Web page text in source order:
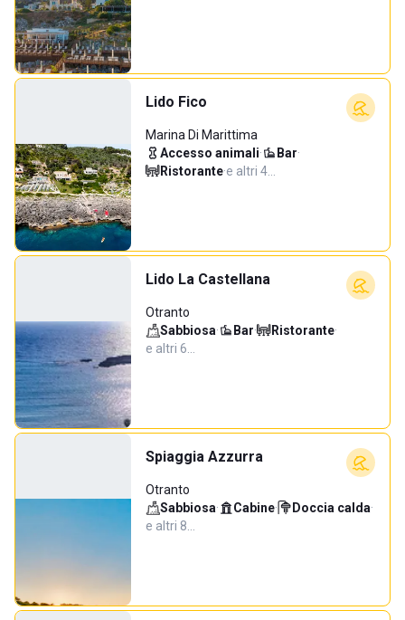
Lido Fico
Marina Di Marittima
Accesso animali· Bar·
Ristorante·e altri 4…
Lido La Castellana
Otranto
Sabbiosa· Bar· Ristorante·
e altri 6…
Spiaggia Azzurra
Otranto
Sabbiosa· Cabine· Doccia calda·
e altri 8…